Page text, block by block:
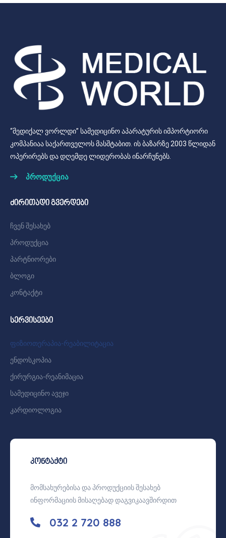
“მედიქალ ვორლდი” სამედიცინო აპარატურის იმპორტიორი
კომპანიაა საქართველოს მასშტაბით. ის ბაზარზე 2003 წლიდან
ოპერირებს და დღემდე ლიდერობას ინარჩუნებს.
პროდუქცია
ძირითადი გვერდები
ჩვენ შესახებ
პროდუქცია
პარტნიორები
ბლოგი
კონტაქტი
სერვისეები
ფიზიოთერაპია-რეაბილიტაცია
ენდოსკოპია
ქირურგია-რეანიმაცია
სამედიცინო ავეჯი
კარდიოლოგია
კონტაქტი
მომსახურებისა და პროდუქციის შესახებ
ინფორმაციის მისაღებად დაგვიკაავშირდით
032 2 720 888